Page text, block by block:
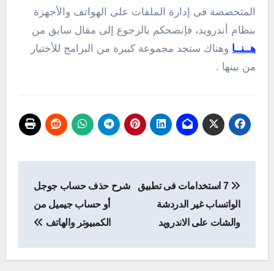
المتخصصة فى إدارة الملفات على الهواتف والأجهزة
بنظام أندرويد، فإنصحكم بالرجوع إلى مقال سابق من
هــنــا وهناك ستجد مجموعة كبيرة من البرامج للأختيار
من بينها .
المقالات
7 استخدامات فى تطبيق
الواتساب غير الدردشة
والشات على الاندرويد
شرح حذف حساب جوجل
أو حساب جيميل من
الكمبيوتر والهاتف